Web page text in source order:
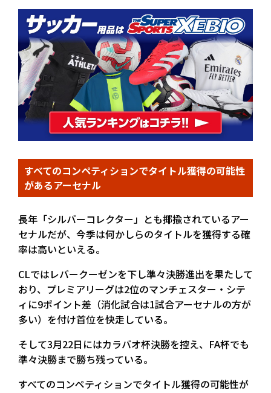
すべてのコンペティションでタイトル獲得の可能性
があるアーセナル
長年「シルバーコレクター」とも揶揄されているアー
セナルだが、今季は何かしらのタイトルを獲得する確
率は高いといえる。
CLではレバークーゼンを下し準々決勝進出を果たして
おり、プレミアリーグは2位のマンチェスター・シテ
ィに9ポイント差（消化試合は1試合アーセナルの方が
多い）を付け首位を快走している。
そして3月22日にはカラバオ杯決勝を控え、FA杯でも
準々決勝まで勝ち残っている。
すべてのコンペティションでタイトル獲得の可能性が